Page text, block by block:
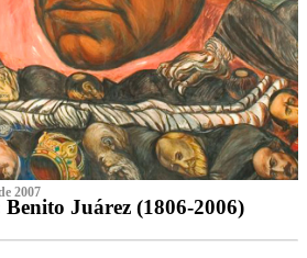
2007
Juárez (1806-2006)